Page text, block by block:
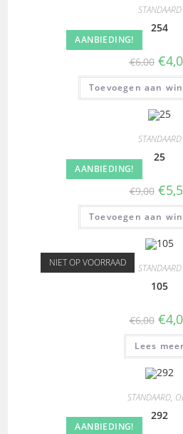
AANBIEDING!
STANDAARD
254
€6,00 €
Toevoegen aan
AANBIEDING!
STANDAARD
25
€9,00 €
Toevoegen aan
NIET OP VOORRAAD STANDAARD
105
€6,00 €
Lees meer
AANBIEDING!
STANDAARD,
292